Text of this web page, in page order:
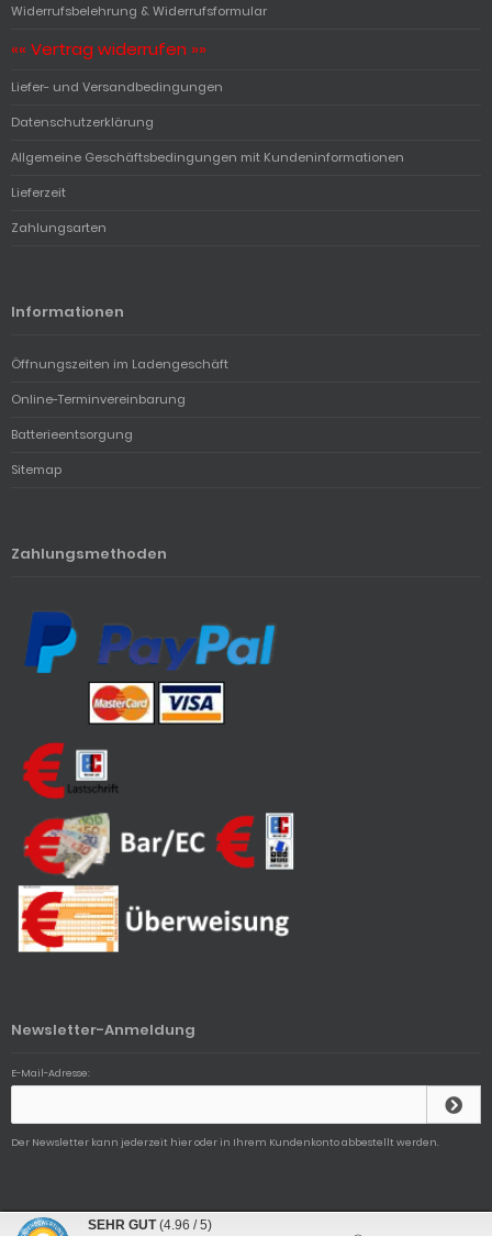
Widerrufsbelehrung & Widerrufsformular
«« Vertrag widerrufen »»
Liefer- und Versandbedingungen
Datenschutzerklärung
Allgemeine Geschäftsbedingungen mit Kundeninformationen
Lieferzeit
Zahlungsarten
Informationen
Öffnungszeiten im Ladengeschäft
Online-Terminvereinbarung
Batterieentsorgung
Sitemap
Zahlungsmethoden
Newsletter-Anmeldung
E-Mail-Adresse:
Der Newsletter kann jederzeit hier oder in Ihrem Kundenkonto abbestellt werden.
Uhren Petry © 2026 | Template © 2009-2026 by
SEHR GUT (4.96 / 5)